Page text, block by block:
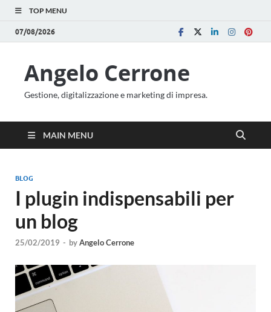
TOP MENU
07/08/2026
Angelo Cerrone
Gestione, digitalizzazione e marketing di impresa.
MAIN MENU
BLOG
I plugin indispensabili per
un blog
25/02/2019 - byAngelo Cerrone